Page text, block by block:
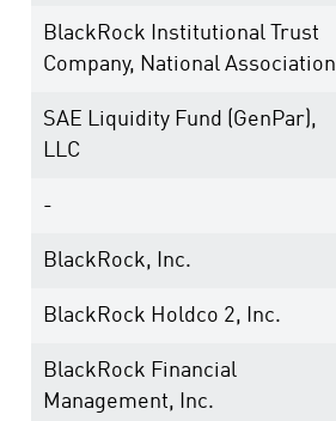
BlackRock Institutional Trust
Company, National Association
SAE Liquidity Fund (GenPar),
LLC
-
BlackRock, Inc.
BlackRock Holdco 2, Inc.
BlackRock Financial
Management, Inc.